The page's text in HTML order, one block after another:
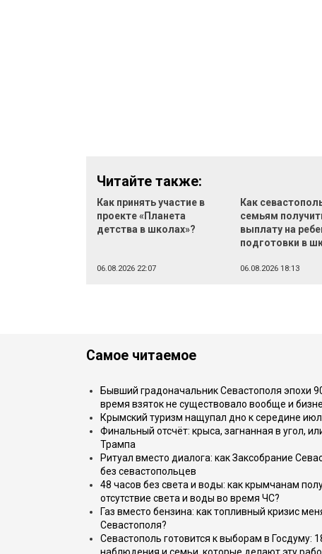
Читайте также:
Как принять участие в
проекте «Планета
детства в школах»?
06.08.2026 22:07
Как
семьям
выплату на
подготовки в
06.08.2026 18:13
Самое читаемое
Бывший градоначальник Севастополя эпохи
время взяток не существовало вообще и
Крымский туризм нащупал дно к середине
Финальный отсчёт: крыса, загнанная в угол,
Трампа
Ритуал вместо диалога: как Заксобрание
без севастопольцев
48 часов без света и воды: как крымчанам
отсутствие света и воды во время ЧС?
Газ вместо бензина: как топливный кризис
Севастополя?
Севастополь готовится к выборам в Госдуму: